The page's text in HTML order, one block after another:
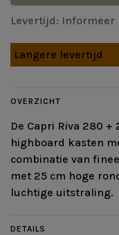
Levertijd: Informeer
Langere levertijd
OVERZICHT
De Capri Riva 280
highboard kasten
combinatie van
met 25 cm hoge
luchtige uitstraling.
DETAILS